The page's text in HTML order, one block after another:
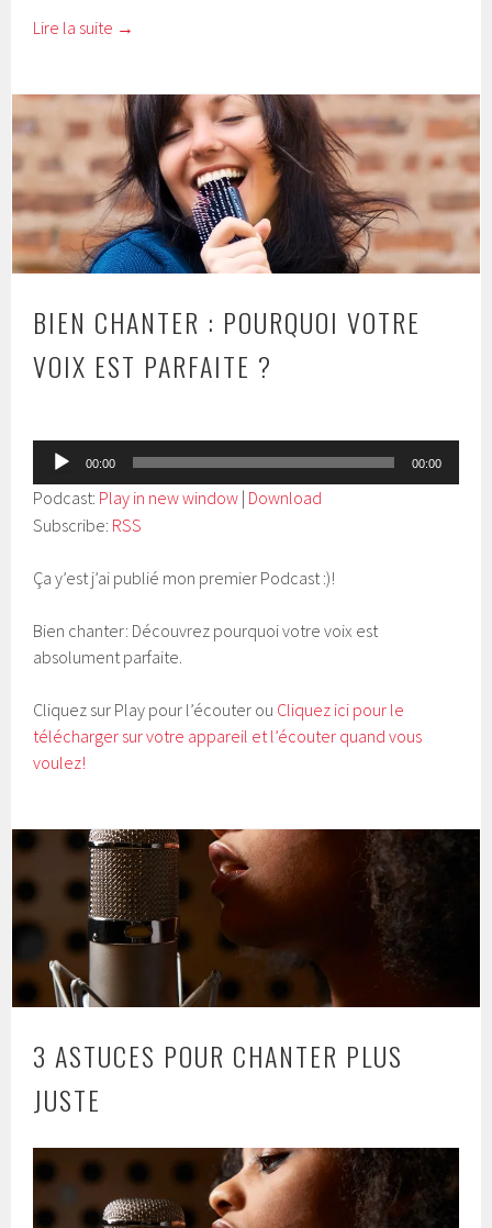
Lire la suite →
BIEN CHANTER : POURQUOI VOTRE
VOIX EST PARFAITE ?
Lecteur
00:00 00:00
Podcast: Play in new window | Download
Subscribe: RSS
Ça y’est j’ai publié mon premier Podcast :)!
Bien chanter: Découvrez pourquoi votre voix est
absolument parfaite.
Cliquez sur Play pour l’écouter ou Cliquez ici pour le
télécharger sur votre appareil et l’écouter quand vous
voulez!
3 ASTUCES POUR CHANTER PLUS
JUSTE